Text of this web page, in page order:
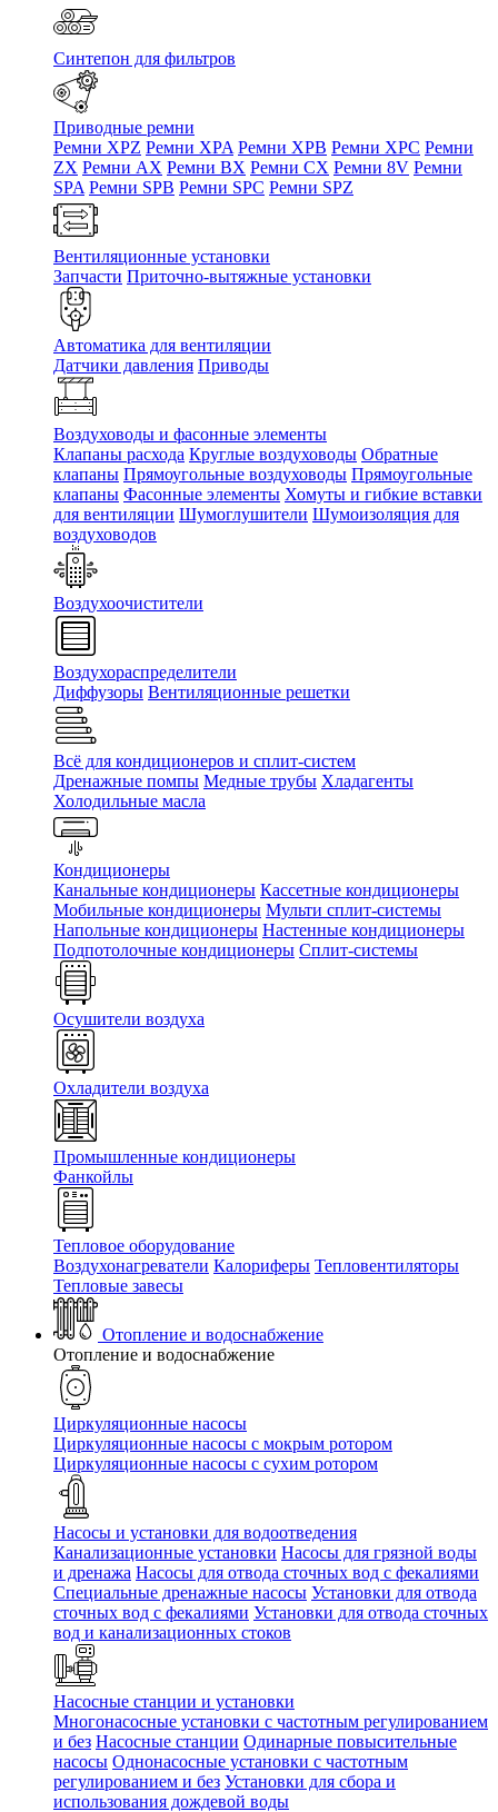
Синтепон для фильтров
Приводные ремни
Ремни XPZ Ремни XPA Ремни XPB Ремни XPC Ремни
ZX Ремни AX Ремни BX Ремни CX Ремни 8V Ремни
SPA Ремни SPB Ремни SPC Ремни SPZ
Вентиляционные установки
Запчасти Приточно-вытяжные установки
Автоматика для вентиляции
Датчики давления Приводы
Воздуховоды и фасонные элементы
Клапаны расхода Круглые воздуховоды Обратные
клапаны Прямоугольные воздуховоды Прямоугольные
клапаны Фасонные элементы Хомуты и гибкие вставки
для вентиляции Шумоглушители Шумоизоляция для
воздуховодов
Воздухоочистители
Воздухораспределители
Диффузоры Вентиляционные решетки
Всё для кондиционеров и сплит-систем
Дренажные помпы Медные трубы Хладагенты
Холодильные масла
Кондиционеры
Канальные кондиционеры Кассетные кондиционеры
Мобильные кондиционеры Мульти сплит-системы
Напольные кондиционеры Настенные кондиционеры
Подпотолочные кондиционеры Сплит-системы
Осушители воздуха
Охладители воздуха
Промышленные кондиционеры
Фанкойлы
Тепловое оборудование
Воздухонагреватели Калориферы Тепловентиляторы
Тепловые завесы
Отопление и водоснабжение
Отопление и водоснабжение
Циркуляционные насосы
Циркуляционные насосы с мокрым ротором
Циркуляционные насосы с сухим ротором
Насосы и установки для водоотведения
Канализационные установки Насосы для грязной воды
и дренажа Насосы для отвода сточных вод c фекалиями
Специальные дренажные насосы Установки для отвода
сточных вод c фекалиями Установки для отвода сточных
вод и канализационных стоков
Насосные станции и установки
Многонасосные установки с частотным регулированием
и без Насосные станции Одинарные повысительные
насосы Однонасосные установки с частотным
регулированием и без Установки для сбора и
использования дождевой воды